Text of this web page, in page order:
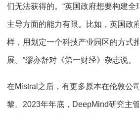
们无法获得的。“英国政府想要构建
主导方面的能力有限。比如，英国政
样，用划定一个科技产业园区的方式
展。”缪亦舒对《第一财经》杂志说。
在Mistral之后，有更多原本在伦敦公
黎。2023年年底，DeepMind研究主